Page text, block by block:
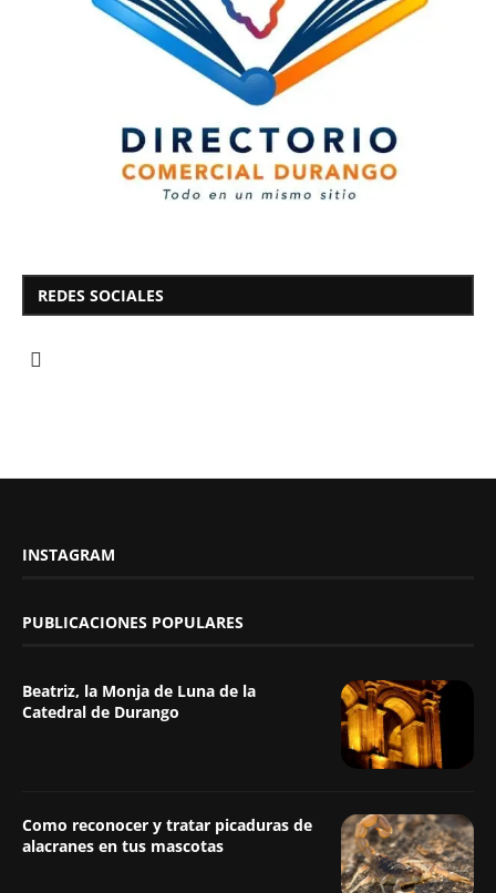
REDES SOCIALES
INSTAGRAM
PUBLICACIONES POPULARES
Beatriz, la Monja de Luna de la
Catedral de Durango
Como reconocer y tratar picaduras de
alacranes en tus mascotas